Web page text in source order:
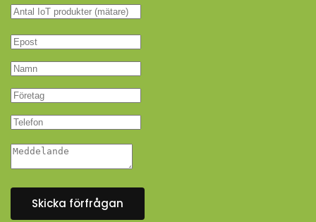
Skicka förfrågan